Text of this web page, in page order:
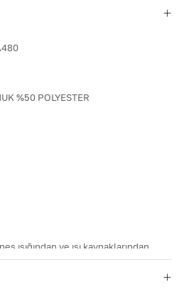
%50 POLYESTER
ışığından ve ısı kaynaklarından